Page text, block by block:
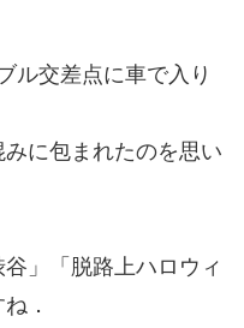
ル交差点に車で入り
に包まれたのを思い
」「脱路上ハロウィ
．